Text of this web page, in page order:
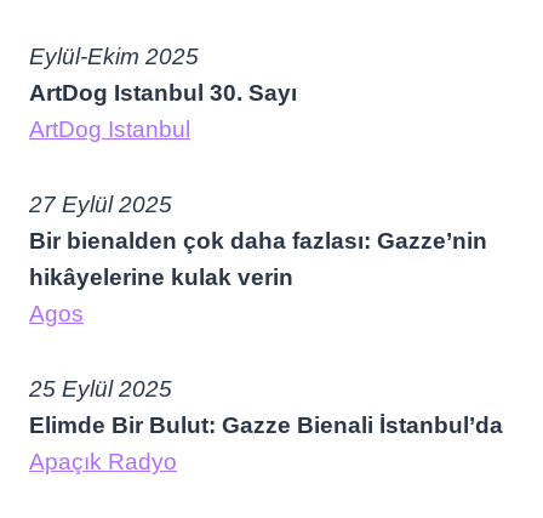
Eylül-Ekim 2025
ArtDog Istanbul 30. Sayı
ArtDog Istanbul
27 Eylül 2025
Bir bienalden çok daha fazlası: Gazze’nin
hikâyelerine kulak verin
Agos
25 Eylül 2025
Elimde Bir Bulut: Gazze Bienali İstanbul’da
Apaçık Radyo